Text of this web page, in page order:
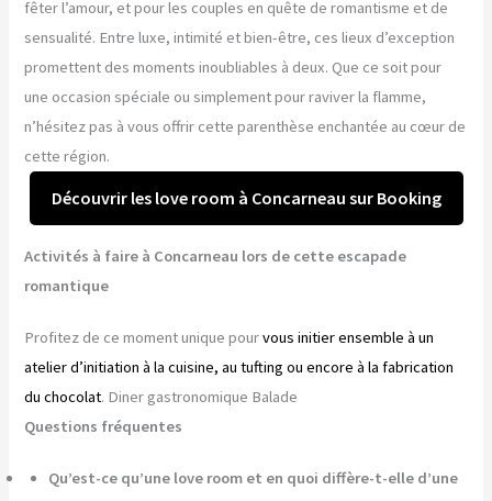
fêter l’amour, et pour les couples en quête de romantisme et de
sensualité. Entre luxe, intimité et bien-être, ces lieux d’exception
promettent des moments inoubliables à deux. Que ce soit pour
une occasion spéciale ou simplement pour raviver la flamme,
n’hésitez pas à vous offrir cette parenthèse enchantée au cœur de
cette région.
Découvrir les love room à Concarneau sur Booking
Activités à faire à Concarneau lors de cette escapade
romantique
Profitez de ce moment unique pourvous initier ensemble à un
atelier d’initiation à la cuisine, au tufting ou encore à la fabrication
du chocolat. Diner gastronomique Balade
Questions fréquentes
Qu’est-ce qu’une love room et en quoi diffère-t-elle d’une